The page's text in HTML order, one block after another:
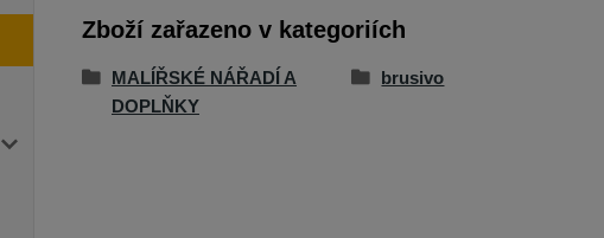
Zboží zařazeno v kategoriích
MALÍŘSKÉ NÁŘADÍ A
DOPLŇKY
brusivo